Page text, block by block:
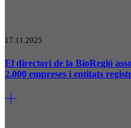
17.11.2025
El directori de la BioRegió
2.000 empreses i entitats